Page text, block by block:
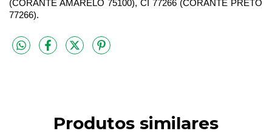
(CORANTE AMARELO 75100), CI 77266 (CORANTE PRETO
77266).
Produtos similares